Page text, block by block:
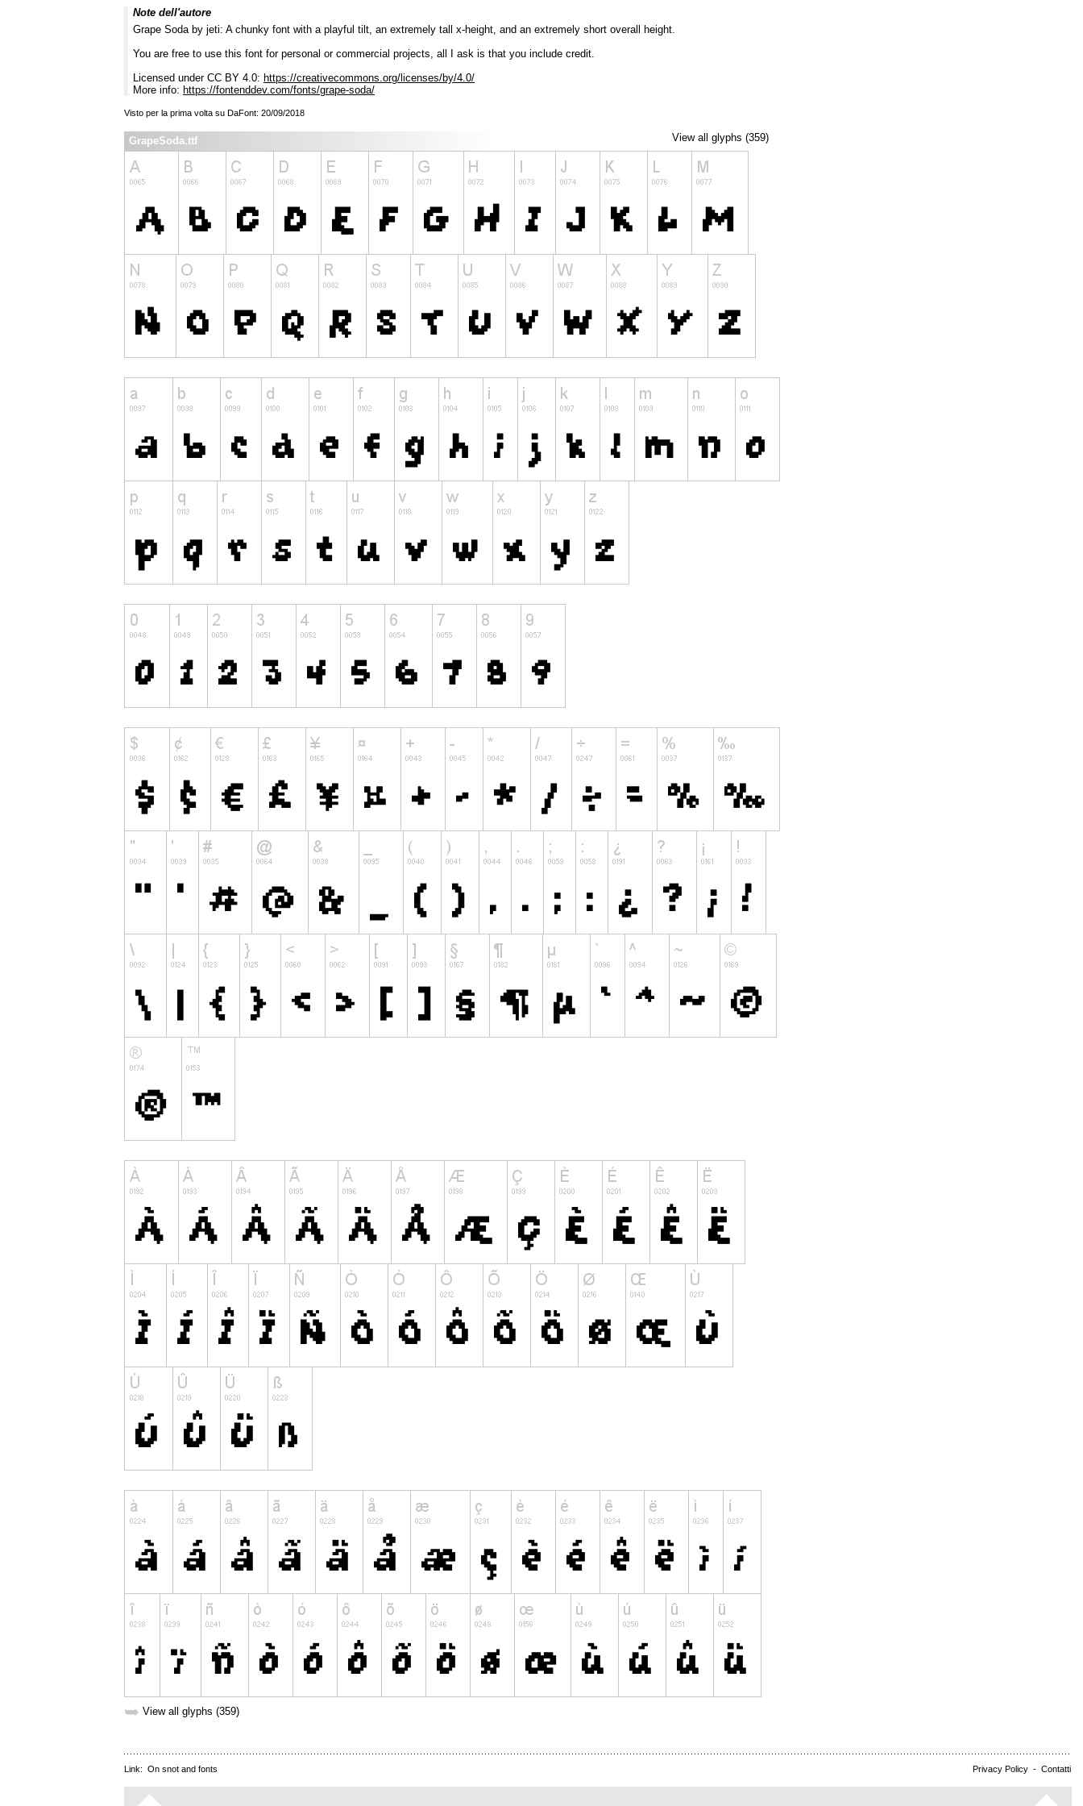
Note dell'autore
Grape Soda by jeti: A chunky font with a playful tilt, an extremely tall x-height, and an extremely short overall height.
You are free to use this font for personal or commercial projects, all I ask is that you include credit.
Licensed under CC BY 4.0: https://creativecommons.org/licenses/by/4.0/
More info: https://fontenddev.com/fonts/grape-soda/
Visto per la prima volta su DaFont: 20/09/2018
View all glyphs (359)
GrapeSoda.ttf
➥ View all glyphs (359)
Privacy Policy - Contatti
Link: On snot and fonts